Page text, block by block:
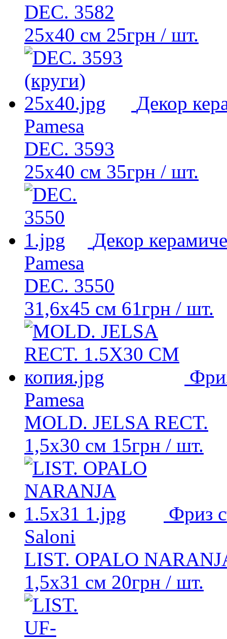
DEC. 3582
25х40 см 25грн / шт.
Декор
Pamesa
DEC. 3593
25x40 см 35грн / шт.
Декор
Pamesa
DEC. 3550
31,6x45 см 61грн / шт.
Pamesa
MOLD. JELSA RECT.
1,5x30 см 15грн / шт.
Фриз
Saloni
LIST. OPALO
1,5x31 см 20грн / шт.